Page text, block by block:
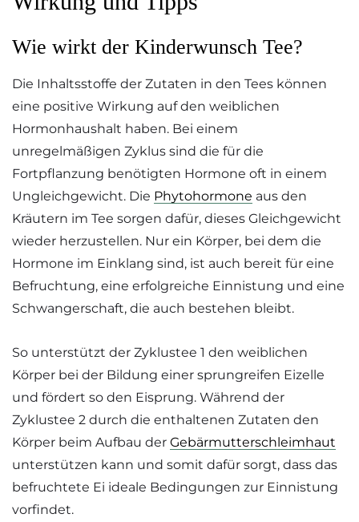
Wie wirkt der Kinderwunsch Tee?
Die Inhaltsstoffe der Zutaten in den Tees können
eine positive Wirkung auf den weiblichen
Hormonhaushalt haben. Bei einem
unregelmäßigen Zyklus sind die für die
Fortpflanzung benötigten Hormone oft in einem
Ungleichgewicht. Die Phytohormone aus den
Kräutern im Tee sorgen dafür, dieses Gleichgewicht
wieder herzustellen. Nur ein Körper, bei dem die
Hormone im Einklang sind, ist auch bereit für eine
Befruchtung, eine erfolgreiche Einnistung und eine
Schwangerschaft, die auch bestehen bleibt.
So unterstützt der Zyklustee 1 den weiblichen
Körper bei der Bildung einer sprungreifen Eizelle
und fördert so den Eisprung. Während der
Zyklustee 2 durch die enthaltenen Zutaten den
Körper beim Aufbau der Gebärmutterschleimhaut
unterstützen kann und somit dafür sorgt, dass das
befruchtete Ei ideale Bedingungen zur Einnistung
vorfindet.